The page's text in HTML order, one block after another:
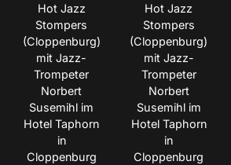
Hot Jazz
Stompers
(Cloppenburg)
mit Jazz-
Trompeter
Norbert
Susemihl im
Hotel Taphorn
in
Cloppenburg
Hot Jazz
Stompers
(Cloppenburg)
mit Jazz-
Trompeter
Norbert
Susemihl im
Hotel Taphorn
in
Cloppenburg